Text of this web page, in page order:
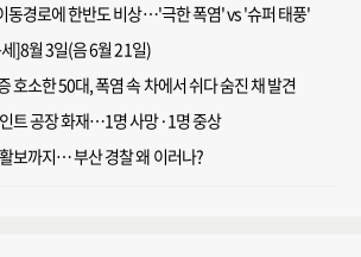
동경로에 한반도 비상…'극한 폭염' vs '슈퍼 태풍'
]8월 3일(음 6월 21일)
호소한 50대, 폭염 속 차에서 쉬다 숨진 채 발견
트 공장 화재…1명 사망·1명 중상
보까지… 부산 경찰 왜 이러나?